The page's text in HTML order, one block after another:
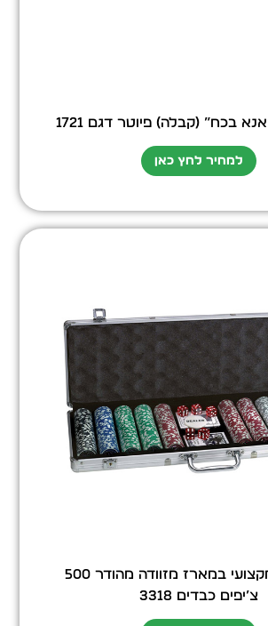
בכח” (קבלה) פיוטר דגם 1721
למחיר לחץ כאן
סט פוקר מקצועי במארז מזוודה מהודר 500
צ’יפים כבדים 3318